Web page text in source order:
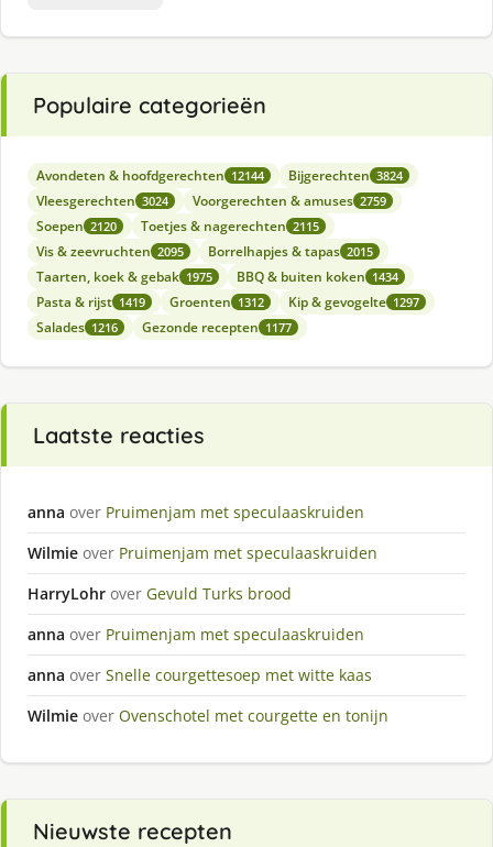
Populaire categorieën
Avondeten & hoofdgerechten 12144 Bijgerechten 3824
Vleesgerechten 3024 Voorgerechten & amuses 2759
Soepen 2120 Toetjes & nagerechten 2115
Vis & zeevruchten 2095 Borrelhapjes & tapas 2015
Taarten, koek & gebak 1975 BBQ & buiten koken 1434
Pasta & rijst 1419 Groenten 1312 Kip & gevogelte 1297
Salades 1216 Gezonde recepten 1177
Laatste reacties
anna over Pruimenjam met speculaaskruiden
Wilmie over Pruimenjam met speculaaskruiden
HarryLohr over Gevuld Turks brood
anna over Pruimenjam met speculaaskruiden
anna over Snelle courgettesoep met witte kaas
Wilmie over Ovenschotel met courgette en tonijn
Nieuwste recepten